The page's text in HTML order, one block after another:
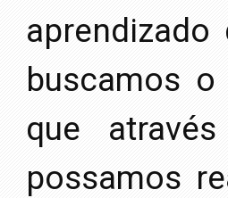
buscamos
que
possamos